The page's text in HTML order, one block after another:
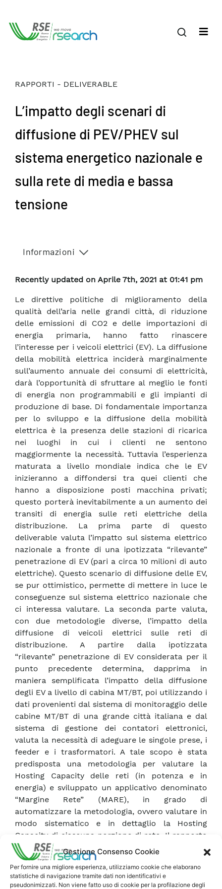
Gestione Consenso Cookie
Per fornire una migliore esperienza, utilizziamo cookie che elaborano
statistiche di navigazione tramite dati non identificativi e
pseudonimizzati. Non viene fatto uso di cookie per la profilazione degli
RAPPORTI - DELIVERABLE
L’impatto degli scenari di
diffusione di PEV/PHEV sul
sistema energetico nazionale e
sulla rete di media e bassa
tensione
Informazioni
Recently updated on Aprile 7th, 2021 at 01:41 pm
Le direttive politiche di miglioramento della
qualità dell’aria nelle grandi città, di riduzione
delle emissioni di CO2 e delle importazioni di
energia primaria, hanno fatto rinascere
l’interesse per i veicoli elettrici (EV). La diffusione
della mobilità elettrica inciderà marginalmente
sull’aumento annuale dei consumi di elettricità,
darà l’opportunità di sfruttare al meglio le fonti
di energia non programmabili e gli impianti di
produzione di base. Di fondamentale importanza
per lo sviluppo e la diffusione della mobilità
elettrica è la presenza delle stazioni di ricarica
nei luoghi in cui i clienti ne sentono
maggiormente la necessità. Tuttavia l’esperienza
maturata a livello mondiale indica che le EV
inizieranno a diffondersi tra quei clienti che
hanno a disposizione posti macchina privati;
questo porterà inevitabilmente a un aumento dei
transiti di energia sulle reti elettriche della
distribuzione. La prima parte di questo
deliverable valuta l’impatto sul sistema elettrico
nazionale a fronte di una ipotizzata “rilevante”
penetrazione di EV (pari a circa 10 milioni di auto
elettriche). Questo scenario di diffusione delle EV,
se pur ottimistico, permette di mettere in luce le
conseguenze sul sistema elettrico nazionale che
ci interessa valutare. La seconda parte valuta,
con due metodologie diverse, l’impatto della
diffusione di veicoli elettrici sulle reti di
distribuzione. A partire dalla ipotizzata
“rilevante” penetrazione di EV considerata per il
punto precedente determina, dapprima in
maniera semplificata l’impatto della diffusione
degli EV a livello di cabina MT/BT, poi utilizzando i
dati provenienti dal sistema di monitoraggio delle
cabine MT/BT di una grande città italiana e dal
sistema di gestione dei contatori elettronici,
valuta la necessità di adeguare le singole prese, i
feeder e i trasformatori. A tale scopo è stata
predisposta una metodologia per valutare la
Hosting Capacity delle reti (in potenza e in
energia) e sviluppato un applicativo denominato
“Margine Rete” (MARE), in grado di
automatizzare la metodologia, ovvero valutare in
modo sistematico e in dettaglio la Hosting
Capacity di ciascuna porzione di rete. Il rapporto
si conclude analizzando due reti test, una rete
cittadina e una rete di riferimento europea
CIGRÈ, mediante un indice denominato time-
dependent Hosting Capacity (valore in energia),